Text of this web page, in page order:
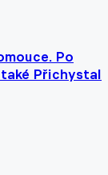
Po
Přichystal